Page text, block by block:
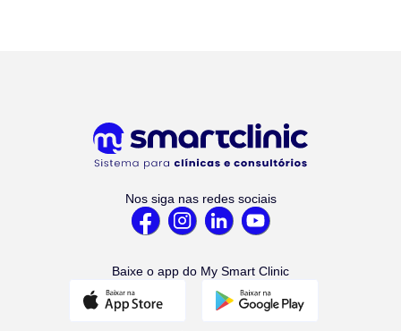
Nos siga nas redes sociais
Baixe o app do My Smart Clinic